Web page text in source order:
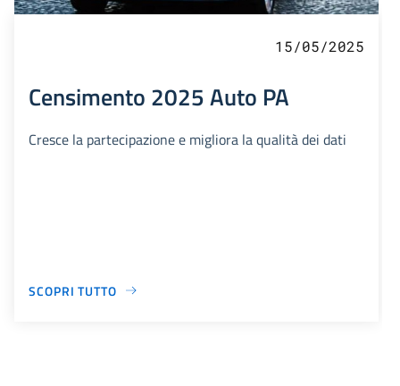
15/05/2025
Censimento 2025 Auto PA
Cresce la partecipazione e migliora la qualità dei dati
SCOPRI TUTTO